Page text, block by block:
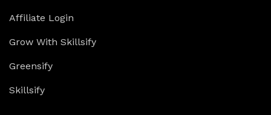
Affiliate Login
Grow With Skillsify
Greensify
Skillsify